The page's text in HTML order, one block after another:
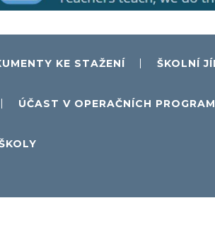
KE STAŽENÍ ŠKOLNÍ
ÚČAST V OPERAČNÍCH